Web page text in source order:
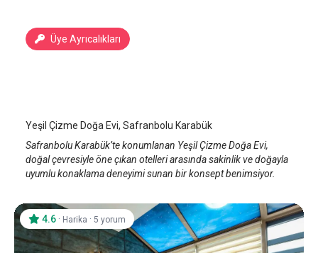
Üye Ayrıcalıkları
Yeşil Çizme Doğa Evi, Safranbolu Karabük
Safranbolu Karabük’te konumlanan Yeşil Çizme Doğa Evi,
doğal çevresiyle öne çıkan otelleri arasında sakinlik ve doğayla
uyumlu konaklama deneyimi sunan bir konsept benimsiyor.
4.6 · Harika · 5 yorum